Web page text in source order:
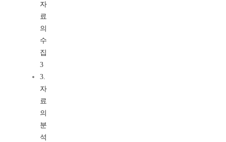
자
료
의
수
집
3
3.
자
료
의
분
석